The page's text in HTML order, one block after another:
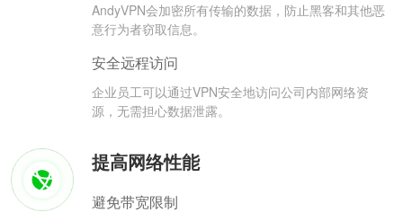
AndyVPN会加密所有传输的数据，防止黑客和其他恶
意行为者窃取信息。
安全远程访问
企业员工可以通过VPN安全地访问公司内部网络资
源，无需担心数据泄露。
提高网络性能
避免带宽限制